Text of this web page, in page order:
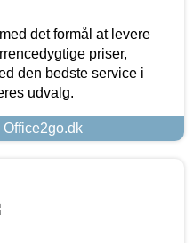
det formål at levere
priser,
den bedste service i
udvalg.